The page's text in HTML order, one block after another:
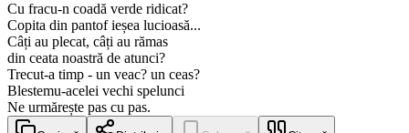
Cu fracu-n coadă verde ridicat?
Copita din pantof ieșea lucioasă...
Câți au plecat, câți au rămas
din ceata noastră de atunci?
Trecut-a timp - un veac? un ceas?
Blestemu-acelei vechi spelunci
Ne urmărește pas cu pas.